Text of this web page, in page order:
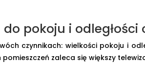
pokoju i odległości
czynnikach: wielkości pokoju i
zaleca się większy